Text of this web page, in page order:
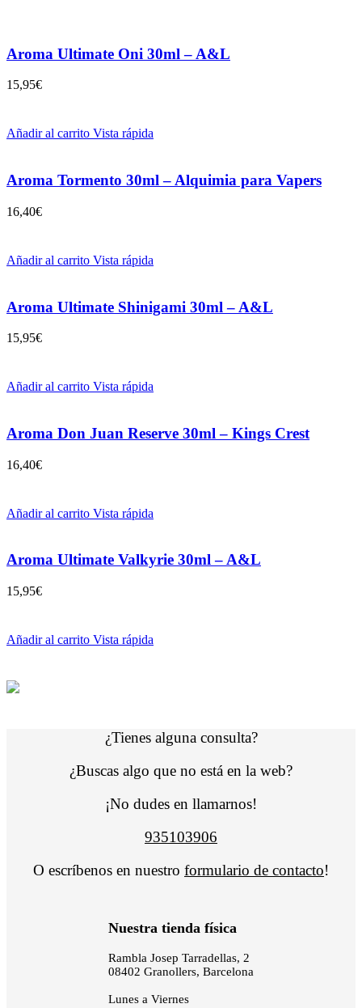
Aroma Ultimate Oni 30ml – A&L
15,95€
Añadir al carrito Vista rápida
Aroma Tormento 30ml – Alquimia para Vapers
16,40€
Añadir al carrito Vista rápida
Aroma Ultimate Shinigami 30ml – A&L
15,95€
Añadir al carrito Vista rápida
Aroma Don Juan Reserve 30ml – Kings Crest
16,40€
Añadir al carrito Vista rápida
Aroma Ultimate Valkyrie 30ml – A&L
15,95€
Añadir al carrito Vista rápida
¿Tienes alguna consulta?
¿Buscas algo que no está en la web?
¡No dudes en llamarnos!
935103906
O escríbenos en nuestro formulario de contacto!
Nuestra tienda física
Rambla Josep Tarradellas, 2
08402 Granollers, Barcelona
Lunes a Viernes